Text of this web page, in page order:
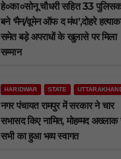
हे०का०सोनू चौधरी सहित 33
बने ‘मैन/वूमेन ऑफ द मंथ’,दोहरे
समेत बड़े अपराधों के खुलासे पर मिला
सम्मान
HARIDWAR STATE
नगर पंचायत रामपुर में सरकार ने चार
सभासद किए नामित, मोहम्मद अख्लाक
सभी का हुआ भव्य स्वागत